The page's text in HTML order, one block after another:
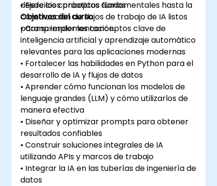
desde los conceptos fundamentales hasta la
construcción de flujos de trabajo de IA listos
para su implementación.
• Ejercicios prácticos diarios
Objetivos del curso
• Comprender los conceptos clave de
inteligencia artificial y aprendizaje automático
relevantes para las aplicaciones modernas
• Fortalecer las habilidades en Python para el
desarrollo de IA y flujos de datos
• Aprender cómo funcionan los modelos de
lenguaje grandes (LLM) y cómo utilizarlos de
manera efectiva
• Diseñar y optimizar prompts para obtener
resultados confiables
• Construir soluciones integrales de IA
utilizando APIs y marcos de trabajo
• Integrar la IA en las tuberías de ingeniería de
datos